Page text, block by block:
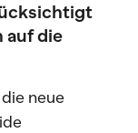
auf die
neue